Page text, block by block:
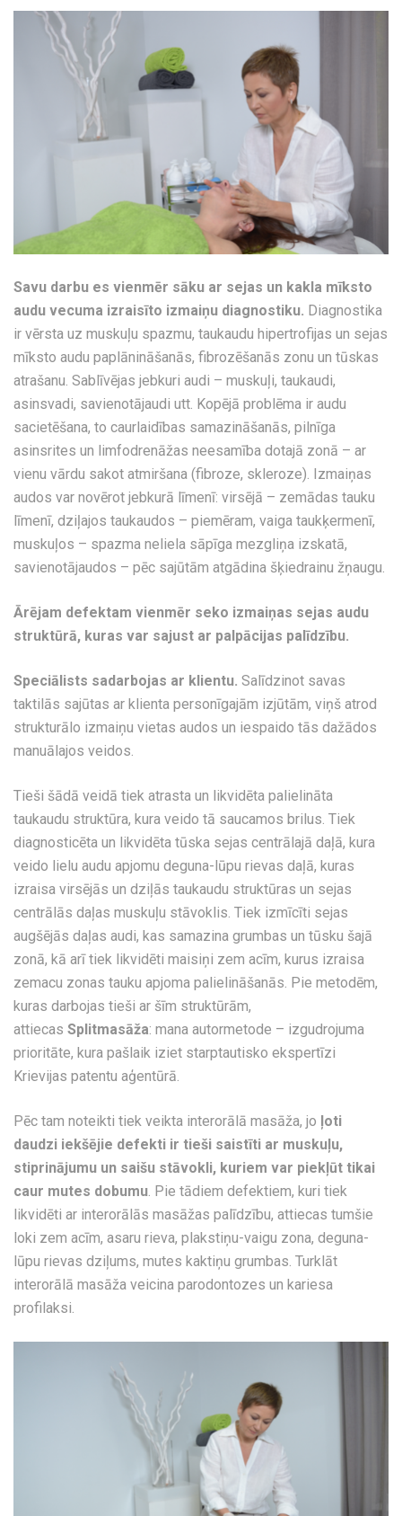
Savu darbu es vienmēr sāku ar sejas un kakla mīksto
audu vecuma izraisīto izmaiņu diagnostiku. Diagnostika
ir vērsta uz muskuļu spazmu, taukaudu hipertrofijas un sejas
mīksto audu paplānināšanās, fibrozēšanās zonu un tūskas
atrašanu. Sablīvējas jebkuri audi – muskuļi, taukaudi,
asinsvadi, savienotājaudi utt. Kopējā problēma ir audu
sacietēšana, to caurlaidības samazināšanās, pilnīga
asinsrites un limfodrenāžas neesamība dotajā zonā – ar
vienu vārdu sakot atmiršana (fibroze, skleroze). Izmaiņas
audos var novērot jebkurā līmenī: virsējā – zemādas tauku
līmenī, dziļajos taukaudos – piemēram, vaiga taukķermenī,
muskuļos – spazma neliela sāpīga mezgliņa izskatā,
savienotājaudos – pēc sajūtām atgādina šķiedrainu žņaugu.
Ārējam defektam vienmēr seko izmaiņas sejas audu
struktūrā, kuras var sajust ar palpācijas palīdzību.
Speciālists sadarbojas ar klientu. Salīdzinot savas
taktilās sajūtas ar klienta personīgajām izjūtām, viņš atrod
strukturālo izmaiņu vietas audos un iespaido tās dažādos
manuālajos veidos.
Tieši šādā veidā tiek atrasta un likvidēta palielināta
taukaudu struktūra, kura veido tā saucamos brilus. Tiek
diagnosticēta un likvidēta tūska sejas centrālajā daļā, kura
veido lielu audu apjomu deguna-lūpu rievas daļā, kuras
izraisa virsējās un dziļās taukaudu struktūras un sejas
centrālās daļas muskuļu stāvoklis. Tiek izmīcīti sejas
augšējās daļas audi, kas samazina grumbas un tūsku šajā
zonā, kā arī tiek likvidēti maisiņi zem acīm, kurus izraisa
zemacu zonas tauku apjoma palielināšanās. Pie metodēm,
kuras darbojas tieši ar šīm struktūrām,
attiecas Splitmasāža: mana autormetode – izgudrojuma
prioritāte, kura pašlaik iziet starptautisko ekspertīzi
Krievijas patentu aģentūrā.
Pēc tam noteikti tiek veikta interorālā masāža, jo ļoti
daudzi iekšējie defekti ir tieši saistīti ar muskuļu,
stiprinājumu un saišu stāvokli, kuriem var piekļūt tikai
caur mutes dobumu. Pie tādiem defektiem, kuri tiek
likvidēti ar interorālās masāžas palīdzību, attiecas tumšie
loki zem acīm, asaru rieva, plakstiņu-vaigu zona, deguna-
lūpu rievas dziļums, mutes kaktiņu grumbas. Turklāt
interorālā masāža veicina parodontozes un kariesa
profilaksi.